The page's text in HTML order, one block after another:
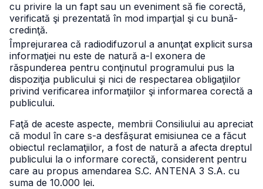
cu privire la un fapt sau un eveniment să fie corectă,
verificată şi prezentată în mod imparţial şi cu bună-
credinţă.
Împrejurarea că radiodifuzorul a anunţat explicit sursa
informaţiei nu este de natură a-l exonera de
răspunderea pentru conţinutul programului pus la
dispoziţia publicului şi nici de respectarea obligaţiilor
privind verificarea informaţiilor şi informarea corectă a
publicului.
Faţă de aceste aspecte, membrii Consiliului au apreciat
că modul în care s-a desfăşurat emisiunea ce a făcut
obiectul reclamaţiilor, a fost de natură a afecta dreptul
publicului la o informare corectă, considerent pentru
care au propus amendarea S.C. ANTENA 3 S.A. cu
suma de 10.000 lei.